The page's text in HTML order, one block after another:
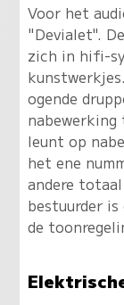
Voor het
"Devialet".
zich in hifi-
ogende
leunt op
het ene
andere
bestuurder
de